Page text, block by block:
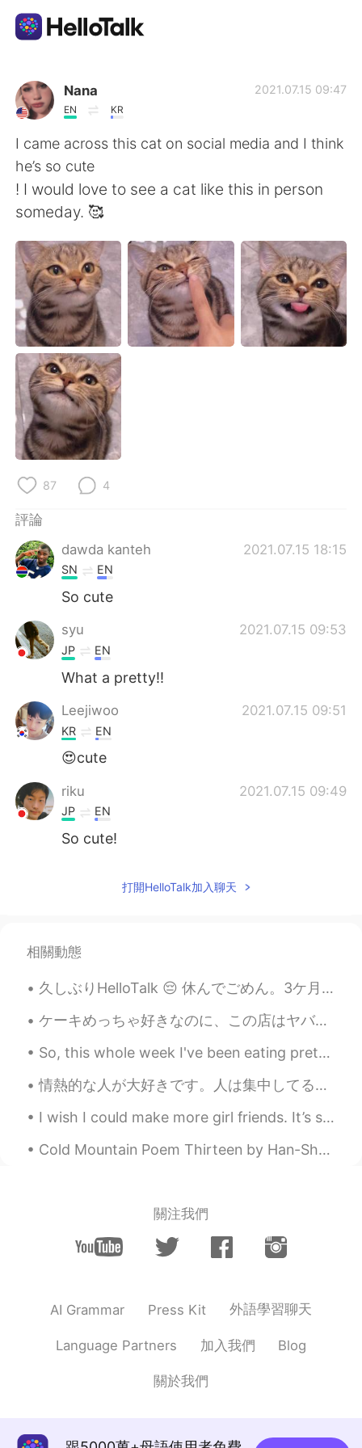
語言交換應用
AI Grammar Checker
繁體中文
English 简体中文
Español العربية
Français Deutsch
日本語
Русский
Indonesia
Türkçe
Português
Nana
EN KR
2021.07.15 09:47
I came across this cat on social media and I think
he’s so cute
! I would love to see a cat like this in person
someday. 🥰
87 4
評論
dawda kanteh
2021.07.15 18:15
SN EN
So cute
syu 2021.07.15 09:53
JP EN
What a pretty!!
Leejiwoo 2021.07.15 09:51
KR EN
😍cute
riku 2021.07.15 09:49
JP EN
So cute!
打開HelloTalk加入聊天
相關動態
久しぶりHelloTalk 😔 休んでごめん。3ケ月前東京に引っ越した。忙しかった! いろいろもの。。。トレーニングや仕事や区役所。。。 もう2回病気だった。😨 今大丈夫よ!~ 日本がもちろん大...
ケーキめっちゃ好きなのに、この店はヤバすぎる！誰か僕と一緒にケーキを食べませんか？ 🎂 Even though I really like cake, this restaurant is ...
So, this whole week I've been eating pretty much the same meals. For breakfast I eat a banana and...
情熱的な人が大好きです。人は集中してるときに1番綺麗だと思います！😌😌💕 I love people who are very passionate about things they like...
I wish I could make more girl friends. It’s so hard🥺 I did make a new guy friend today though😊 Bu...
Cold Mountain Poem Thirteen by Han-Shan. Translated by Gary Snyder. I can't stand these bird-so...
關注我們
AI Grammar Press Kit 外語學習聊天
Language Partners 加入我們 Blog
關於我們